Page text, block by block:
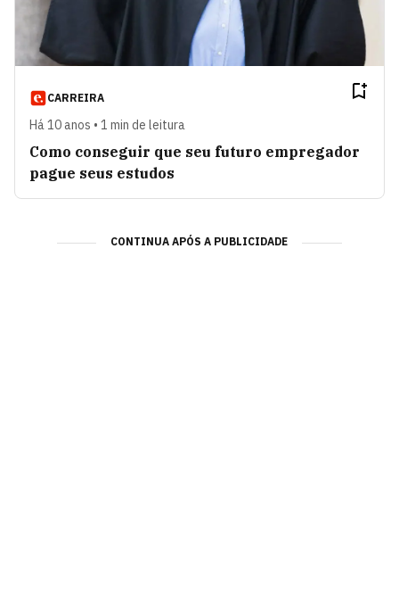
CARREIRA
Há 10 anos • 1 min de leitura
Como conseguir que seu futuro empregador
pague seus estudos
CONTINUA APÓS A PUBLICIDADE